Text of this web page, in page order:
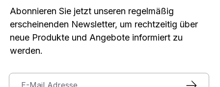
Abonnieren Sie jetzt unseren regelmäßig
erscheinenden Newsletter, um rechtzeitig über
neue Produkte und Angebote informiert zu
werden.